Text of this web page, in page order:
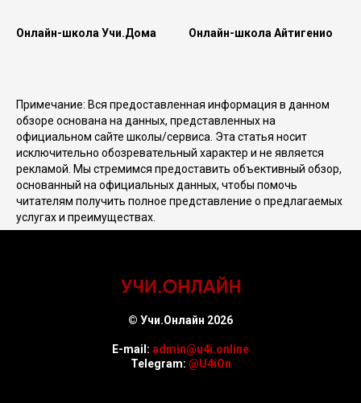
Онлайн-школа Учи.Дома Онлайн-школа Айтигенио
Примечание: Вся предоставленная информация в данном
обзоре основана на данных, представленных на
официальном сайте школы/сервиса. Эта статья носит
исключительно обозревательный характер и не является
рекламой. Мы стремимся предоставить объективный обзор,
основанный на официальных данных, чтобы помочь
читателям получить полное представление о предлагаемых
услугах и преимуществах.
© Учи.Онлайн 2026
E-mail: admin@u4i.online
Telegram: @U4iOn